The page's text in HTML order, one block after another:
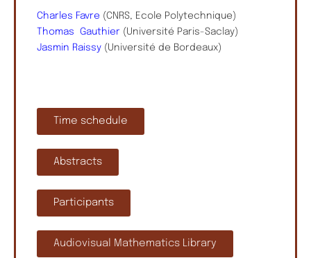
Charles Favre (CNRS, Ecole Polytechnique)
Thomas Gauthier (Université Paris-Saclay)
Jasmin Raissy (Université de Bordeaux)
Time schedule
Abstracts
Participants
Audiovisual Mathematics Library